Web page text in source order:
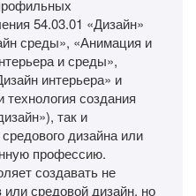
54.03.01 «Дизайн»
среды», «Анимация и
и среды»,
интерьера» и
создания
так и
дизайна или
профессию.
создавать не
или средовой дизайн, но